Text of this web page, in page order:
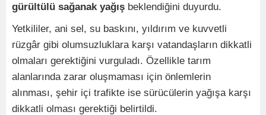
gürültülü sağanak yağış beklendiğini duyurdu.
Yetkililer, ani sel, su baskını, yıldırım ve kuvvetli
rüzgâr gibi olumsuzluklara karşı vatandaşların dikkatli
olmaları gerektiğini vurguladı. Özellikle tarım
alanlarında zarar oluşmaması için önlemlerin
alınması, şehir içi trafikte ise sürücülerin yağışa karşı
dikkatli olması gerektiği belirtildi.